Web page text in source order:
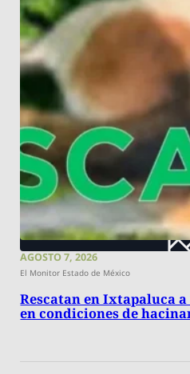
AGOSTO 7, 2026
El Monitor Estado de México
Rescatan en Ixtapaluca
en condiciones de